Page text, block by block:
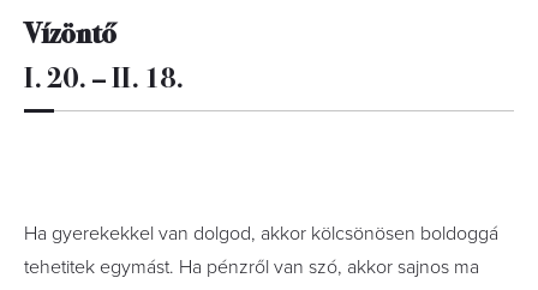
Vízöntő
I. 20. – II. 18.
Ha gyerekekkel van dolgod, akkor kölcsönösen boldoggá
tehetitek egymást. Ha pénzről van szó, akkor sajnos ma